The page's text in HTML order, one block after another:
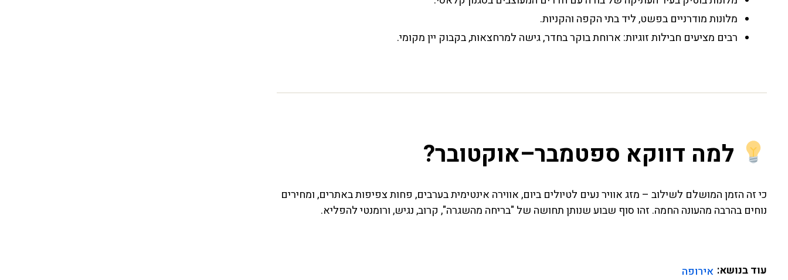
מלונות מודרניים בפשט, ליד בתי הקפה והקניות.
רבים מציעים חבילות זוגיות: ארוחת בוקר בחדר, גישה למרחצאות, בקבוק יין מקומי.
למה דווקא ספטמבר–אוקטובר?
כי זה הזמן המושלם לשילוב – מזג אוויר נעים לטיולים ביום, אווירה אינטימית בערבים, פחות צפיפות באתרים, ומחירים
נוחים בהרבה מהעונה החמה. זהו סוף שבוע שנותן תחושה של "בריחה מהשגרה", קרוב, נגיש, ורומנטי להפליא.
עוד בנושא: אירופה